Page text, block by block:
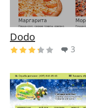
Dodo
3